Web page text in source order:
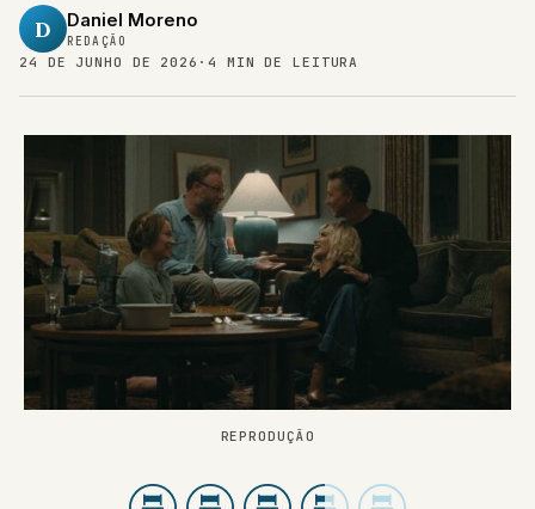
D Daniel Moreno
REDAÇÃO
24 DE JUNHO DE 2026 · 4 MIN DE LEITURA
REPRODUÇÃO